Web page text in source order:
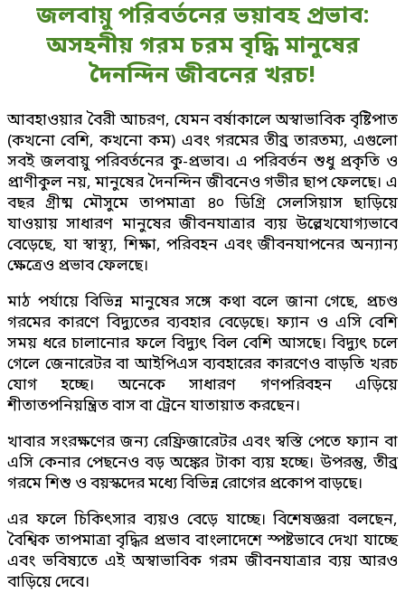
জলবায়ু পরিবর্তনের ভয়াবহ প্রভাব:
অসহনীয় গরম চরম বৃদ্ধি মানুষের
দৈনন্দিন জীবনের খরচ!
আবহাওয়ার বৈরী আচরণ, যেমন বর্ষাকালে অস্বাভাবিক বৃষ্টিপাত
(কখনো বেশি, কখনো কম) এবং গরমের তীব্র তারতম্য, এগুলো
সবই জলবায়ু পরিবর্তনের কু-প্রভাব। এ পরিবর্তন শুধু প্রকৃতি ও
প্রাণীকুল নয়, মানুষের দৈনন্দিন জীবনেও গভীর ছাপ ফেলছে। এ
বছর গ্রীষ্ম মৌসুমে তাপমাত্রা ৪০ ডিগ্রি সেলসিয়াস ছাড়িয়ে
যাওয়ায় সাধারণ মানুষের জীবনযাত্রার ব্যয় উল্লেখযোগ্যভাবে
বেড়েছে, যা স্বাস্থ্য, শিক্ষা, পরিবহন এবং জীবনযাপনের অন্যান্য
ক্ষেত্রেও প্রভাব ফেলছে।
মাঠ পর্যায়ে বিভিন্ন মানুষের সঙ্গে কথা বলে জানা গেছে, প্রচণ্ড
গরমের কারণে বিদ্যুতের ব্যবহার বেড়েছে। ফ্যান ও এসি বেশি
সময় ধরে চালানোর ফলে বিদ্যুৎ বিল বেশি আসছে। বিদ্যুৎ চলে
গেলে জেনারেটর বা আইপিএস ব্যবহারের কারণেও বাড়তি খরচ
যোগ হচ্ছে। অনেকে সাধারণ গণপরিবহন এড়িয়ে
শীতাতপনিয়ন্ত্রিত বাস বা ট্রেনে যাতায়াত করছেন।
খাবার সংরক্ষণের জন্য রেফ্রিজারেটর এবং স্বস্তি পেতে ফ্যান বা
এসি কেনার পেছনেও বড় অঙ্কের টাকা ব্যয় হচ্ছে। উপরন্তু, তীব্র
গরমে শিশু ও বয়স্কদের মধ্যে বিভিন্ন রোগের প্রকোপ বাড়ছে।
এর ফলে চিকিৎসার ব্যয়ও বেড়ে যাচ্ছে। বিশেষজ্ঞরা বলছেন,
বৈশ্বিক তাপমাত্রা বৃদ্ধির প্রভাব বাংলাদেশে স্পষ্টভাবে দেখা যাচ্ছে
এবং ভবিষ্যতে এই অস্বাভাবিক গরম জীবনযাত্রার ব্যয় আরও
বাড়িয়ে দেবে।